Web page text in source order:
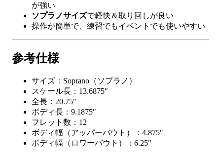
が強い
ソプラノサイズで軽快＆取り回しが良い
操作が簡単で、練習でもイベントでも使いやすい
参考仕様
サイズ：Soprano（ソプラノ）
スケール長：13.6875″
全長：20.75″
ボディ長：9.1875″
フレット数：12
ボディ幅（アッパーバウト）：4.875″
ボディ幅（ロワーバウト）：6.25″